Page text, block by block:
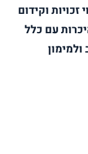
וקידום
עם כלל